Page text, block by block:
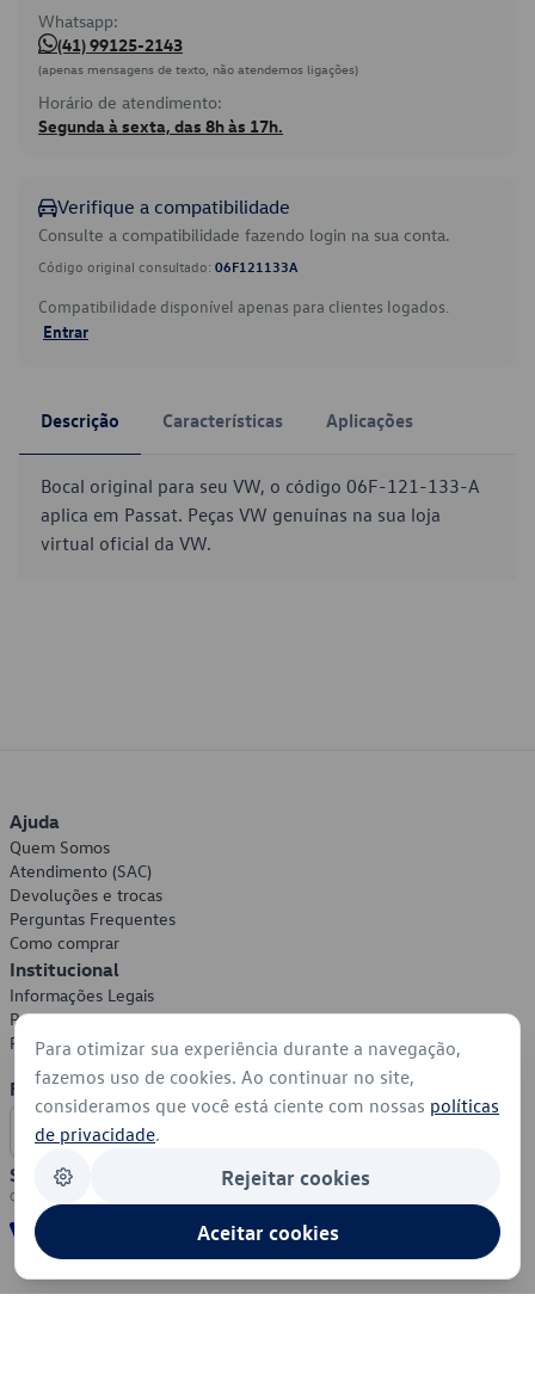
Whatsapp:
(41) 99125-2143
(apenas mensagens de texto, não atendemos ligações)
Horário de atendimento:
Segunda à sexta, das 8h às 17h.
Verifique a compatibilidade
Consulte a compatibilidade fazendo login na sua conta.
Código original consultado: 06F121133A
Compatibilidade disponível apenas para clientes logados.
Entrar
Descrição Características Aplicações
Bocal original para seu VW, o código 06F-121-133-A
aplica em Passat. Peças VW genuínas na sua loja
virtual oficial da VW.
Ajuda
Quem Somos
Atendimento (SAC)
Devoluções e trocas
Perguntas Frequentes
Como comprar
Institucional
Informações Legais
Política de Privacidade
Política de Cookies
Formas de Pagamento
Segurança
Para otimizar sua experiência durante a navegação,
fazemos uso de cookies. Ao continuar no site,
consideramos que você está ciente com nossas políticas
de privacidade.
Rejeitar cookies
Aceitar cookies